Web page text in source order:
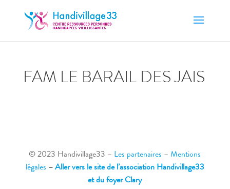
FAM LE BARAIL DES JAIS
© 2023 Handivillage33 – Les partenaires –Mentions
légales – Aller vers le site de l’association Handivillage33
et du foyer Clary